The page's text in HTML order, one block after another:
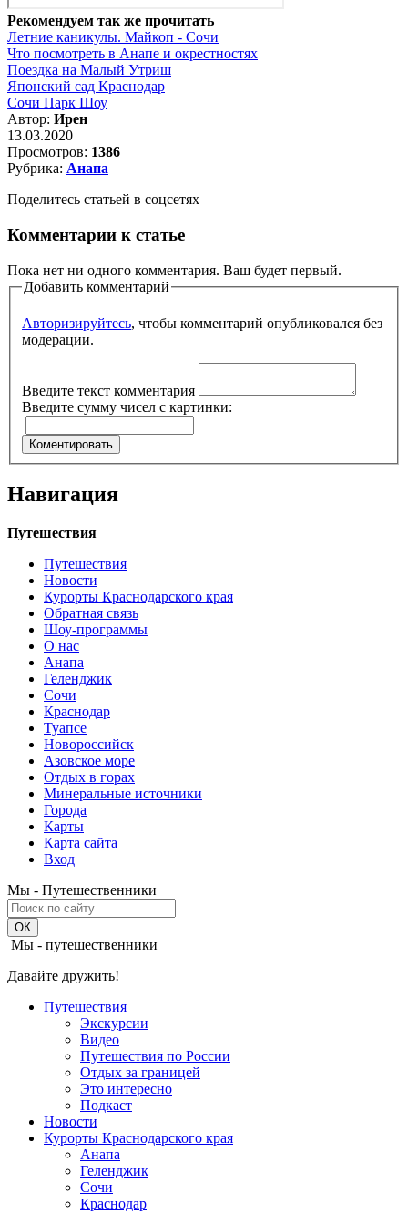
Рекомендуем так же прочитать
Летние каникулы. Майкоп - Сочи
Что посмотреть в Анапе и окрестностях
Поездка на Малый Утриш
Японский сад Краснодар
Сочи Парк Шоу
Автор: Ирен
13.03.2020
Просмотров: 1386
Рубрика: Анапа
Поделитесь статьей в соцсетях
Комментарии к статье
Пока нет ни одного комментария. Ваш будет первый.
Добавить комментарий
Авторизируйтесь, чтобы комментарий опубликовался без
модерации.
Введите текст комментария
Введите сумму чисел с картинки:
Навигация
Путешествия
Путешествия
Новости
Курорты Краснодарского края
Обратная связь
Шоу-программы
О нас
Анапа
Геленджик
Сочи
Краснодар
Туапсе
Новороссийск
Азовское море
Отдых в горах
Минеральные источники
Города
Карты
Карта сайта
Вход
Мы - Путешественники
Мы - путешественники
Давайте дружить!
Путешествия
Экскурсии
Видео
Путешествия по России
Отдых за границей
Это интересно
Подкаст
Новости
Курорты Краснодарского края
Анапа
Геленджик
Сочи
Краснодар